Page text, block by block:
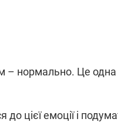
– нормально. Це одна
цієї емоції і